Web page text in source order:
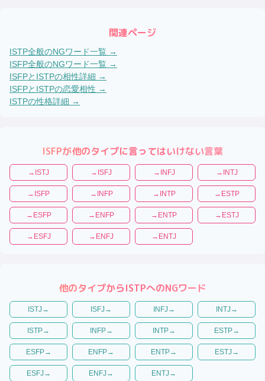
関連ページ
ISTP全般のNGワード一覧 →
ISFP全般のNGワード一覧 →
ISFPと ISTPの相性詳細 →
ISFPと ISTPの恋愛相性 →
ISTPの性格詳細 →
ISFPが他のタイプに言ってはいけない言葉
→ ISTJ → ISFJ → INFJ → INTJ
→ ISFP → INFP → INTP → ESTP
→ ESFP → ENFP → ENTP → ESTJ
→ ESFJ → ENFJ → ENTJ
他のタイプからISTPへのNGワード
ISTJ → ISFJ → INFJ → INTJ →
ISTP→ INFP→ INTP→ ESTP→
ESFP→ ENFP→ ENTP→ ESTJ →
ESFJ → ENFJ → ENTJ →